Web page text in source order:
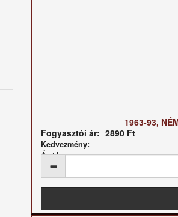
1963-93,
Fogyasztói ár: 2890 Ft
Kedvezmény:
Ár / kg: